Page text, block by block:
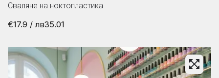
Сваляне на ноктопластика
€17.9 / лв35.01